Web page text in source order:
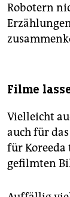
Robotern
Filme
Vielleicht
auch für
für
gefilmten